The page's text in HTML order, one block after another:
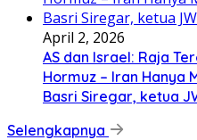
April 2, 2026
AS dan Israel: Raja
Hormuz – Iran Hanya
Basri Siregar, ketua
Selengkapnya